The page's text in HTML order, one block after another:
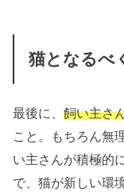
猫となるべ
最後に、飼い主さ
こと。もちろん無
い主さんが積極的
で、猫が新しい環